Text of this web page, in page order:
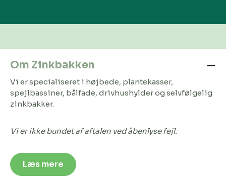
Om Zinkbakken
Vi er specialiseret i højbede, plantekasser,
spejlbassiner, bålfade, drivhushylder og selvfølgelig
zinkbakker.
Vi er ikke bundet af aftalen ved åbenlyse fejl.
Læs mere